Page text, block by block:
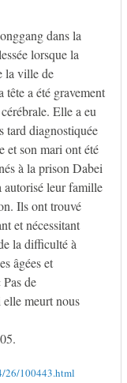
dans la
lorsque la
la ville de
tête a été gravement
Elle a eu
tard diagnostiquée
et son mari ont été
à la prison Dabei
autorisé leur famille
Ils ont trouvé
et nécessitant
la difficulté à
âgées et
de
meurt nous
26/100443.html